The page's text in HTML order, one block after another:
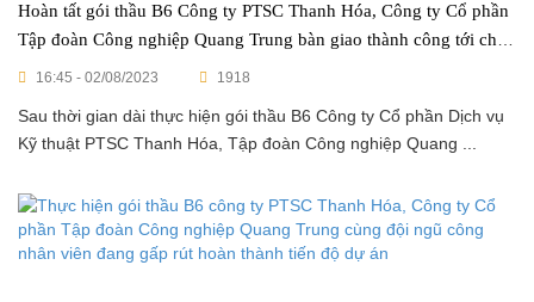
Hoàn tất gói thầu B6 Công ty PTSC Thanh Hóa, Công ty Cổ phần
Tập đoàn Công nghiệp Quang Trung bàn giao thành công tới chân
công trình
16:45 - 02/08/2023 1918
Sau thời gian dài thực hiện gói thầu B6 Công ty Cổ phần Dịch vụ
Kỹ thuật PTSC Thanh Hóa, Tập đoàn Công nghiệp Quang ...